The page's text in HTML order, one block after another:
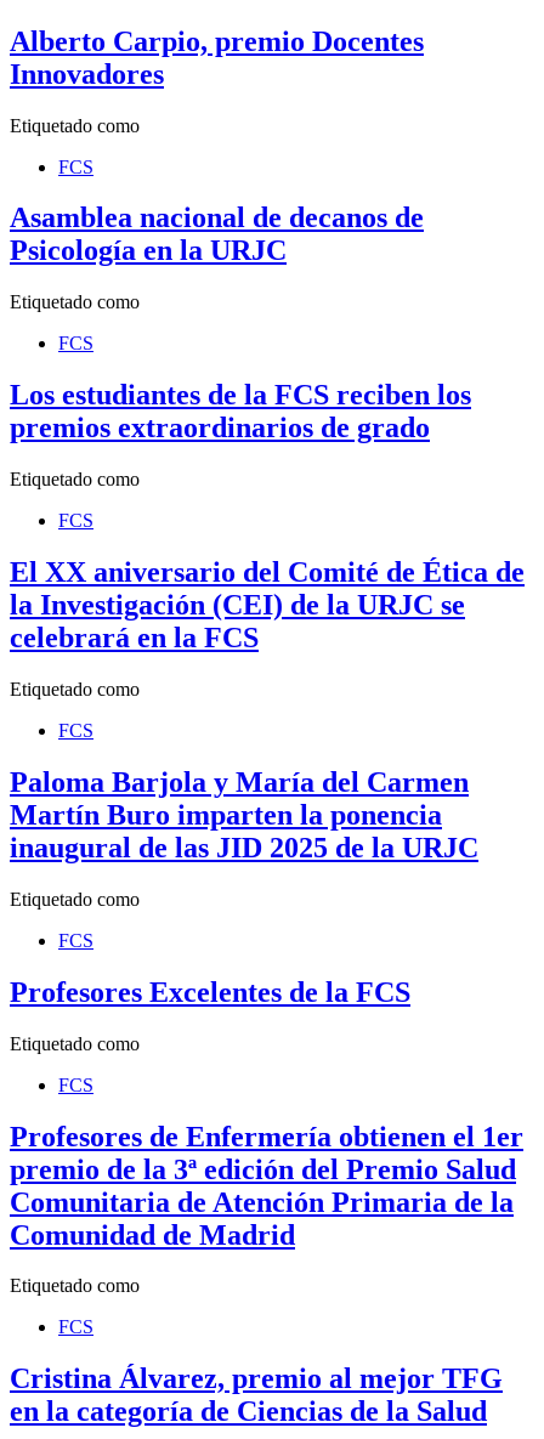
Alberto Carpio, premio Docentes
Innovadores
Etiquetado como
FCS
Asamblea nacional de decanos de
Psicología en la URJC
Etiquetado como
FCS
Los estudiantes de la FCS reciben los
premios extraordinarios de grado
Etiquetado como
FCS
El XX aniversario del Comité de Ética de
la Investigación (CEI) de la URJC se
celebrará en la FCS
Etiquetado como
FCS
Paloma Barjola y María del Carmen
Martín Buro imparten la ponencia
inaugural de las JID 2025 de la URJC
Etiquetado como
FCS
Profesores Excelentes de la FCS
Etiquetado como
FCS
Profesores de Enfermería obtienen el 1er
premio de la 3ª edición del Premio Salud
Comunitaria de Atención Primaria de la
Comunidad de Madrid
Etiquetado como
FCS
Cristina Álvarez, premio al mejor TFG
en la categoría de Ciencias de la Salud